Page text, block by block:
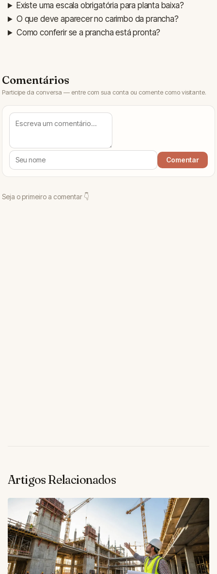
Existe uma escala obrigatória para planta baixa?
O que deve aparecer no carimbo da prancha?
Como conferir se a prancha está pronta?
Artigos Relacionados